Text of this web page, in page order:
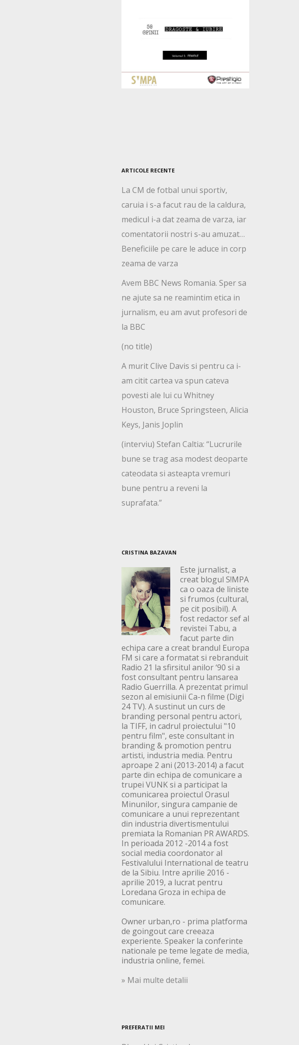
ARTICOLE RECENTE
La CM de fotbal unui sportiv,
caruia i s-a facut rau de la caldura,
medicul i-a dat zeama de varza, iar
comentatorii nostri s-au amuzat…
Beneficiile pe care le aduce in corp
zeama de varza
Avem BBC News Romania. Sper sa
ne ajute sa ne reamintim etica in
jurnalism, eu am avut profesori de
la BBC
(no title)
A murit Clive Davis si pentru ca i-
am citit cartea va spun cateva
povesti ale lui cu Whitney
Houston, Bruce Springsteen, Alicia
Keys, Janis Joplin
(interviu) Stefan Caltia: “Lucrurile
bune se trag asa modest deoparte
cateodata si asteapta vremuri
bune pentru a reveni la
suprafata.”
CRISTINA BAZAVAN
Este jurnalist, a
creat blogul S!MPA
ca o oaza de liniste
si frumos (cultural,
pe cit posibil). A
fost redactor sef al
revistei Tabu, a
facut parte din
echipa care a creat brandul Europa
FM si care a formatat si rebranduit
Radio 21 la sfirsitul anilor ‘90 si a
fost consultant pentru lansarea
Radio Guerrilla. A prezentat primul
sezon al emisiunii Ca-n filme (Digi
24 TV). A sustinut un curs de
branding personal pentru actori,
la TIFF, in cadrul proiectului "10
pentru film", este consultant in
branding & promotion pentru
artisti, industria media. Pentru
aproape 2 ani (2013-2014) a facut
parte din echipa de comunicare a
trupei VUNK si a participat la
comunicarea proiectul Orasul
Minunilor, singura campanie de
comunicare a unui reprezentant
din industria divertismentului
premiata la Romanian PR AWARDS.
In perioada 2012 -2014 a fost
social media coordonator al
Festivalului International de teatru
de la Sibiu. Intre aprilie 2016 -
aprilie 2019, a lucrat pentru
Loredana Groza in echipa de
comunicare.
Owner urban,ro - prima platforma
de goingout care creeaza
experiente. Speaker la conferinte
nationale pe teme legate de media,
industria online, femei.
» Mai multe detalii
PREFERATII MEI